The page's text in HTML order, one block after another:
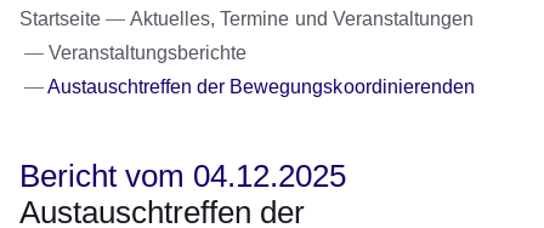
Startseite
Aktuelles, Termine und Veranstaltungen
Veranstaltungsberichte
Austauschtreffen der Bewegungskoordinierenden
Bericht vom 04.12.2025
Austauschtreffen der